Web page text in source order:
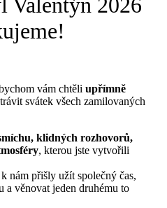
vám chtěli upřímně
svátek všech zamilovaných
klidných rozhovorů,
, kterou jste vytvořili
nám přišly užít společný čas,
a věnovat jeden druhému to